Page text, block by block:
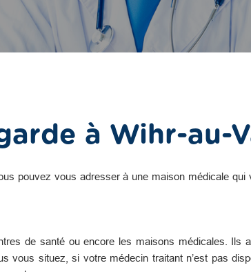
à Wihr-au-
pouvez vous adresser à une maison médicale qui
de santé ou encore les maisons médicales. Ils
vous situez, si votre médecin traitant n’est pas